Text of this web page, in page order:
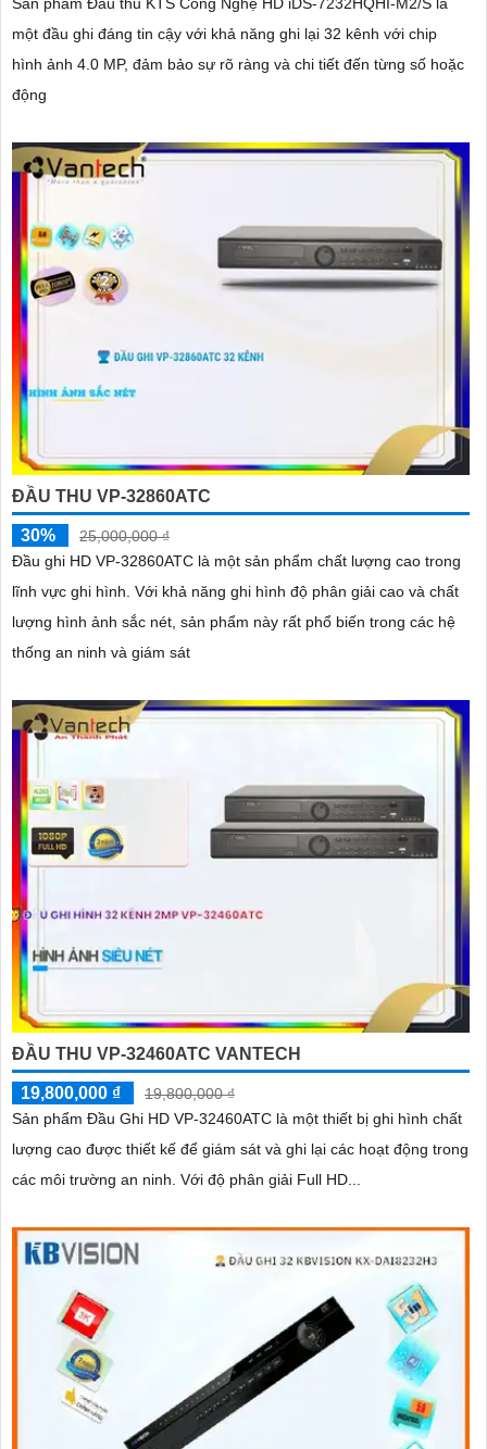
một đầu ghi đáng tin cậy với khả năng ghi lại 32 kênh với chip
hình ảnh 4.0 MP, đảm bảo sự rõ ràng và chi tiết đến từng số hoặc
động
ĐẦU THU VP-32860ATC
30%
25,000,000 ₫
Đầu ghi HD VP-32860ATC là một sản phẩm chất lượng cao trong
lĩnh vực ghi hình. Với khả năng ghi hình độ phân giải cao và chất
lượng hình ảnh sắc nét, sản phẩm này rất phổ biến trong các hệ
thống an ninh và giám sát
ĐẦU THU VP-32460ATC VANTECH
19,800,000 ₫
19,800,000 ₫
Sản phẩm Đầu Ghi HD VP-32460ATC là một thiết bị ghi hình chất
lượng cao được thiết kế để giám sát và ghi lại các hoạt động trong
các môi trường an ninh. Với độ phân giải Full HD...